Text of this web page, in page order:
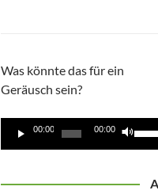
Was könnte das für ein
Geräusch sein?
Audio-00:00 00:00
um